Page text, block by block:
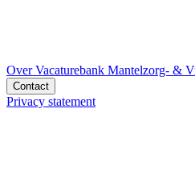
Over Vacaturebank Mantelzorg- &
Contact
Privacy statement